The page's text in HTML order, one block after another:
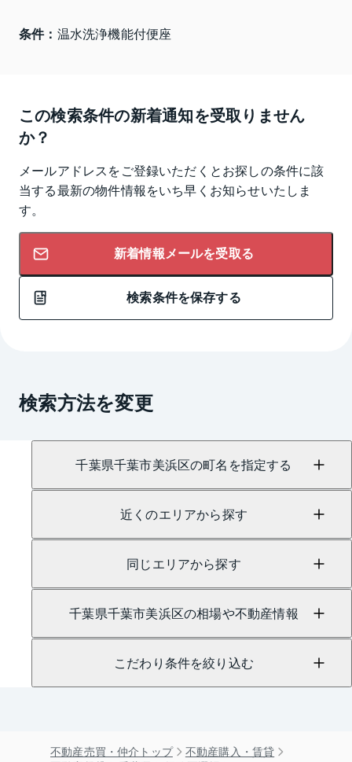
条件： 温水洗浄機能付便座
この検索条件の新着通知を受取りません
か？
メールアドレスをご登録いただくとお探しの条件に該
当する最新の物件情報をいち早くお知らせいたしま
す。
新着情報メールを受取る
検索条件を保存する
検索方法を変更
千葉県千葉市美浜区の町名を指定する
近くのエリアから探す
同じエリアから探す
千葉県千葉市美浜区の相場や不動産情報
こだわり条件を絞り込む
不動産売買・仲介トップ
不動産購入・賃貸